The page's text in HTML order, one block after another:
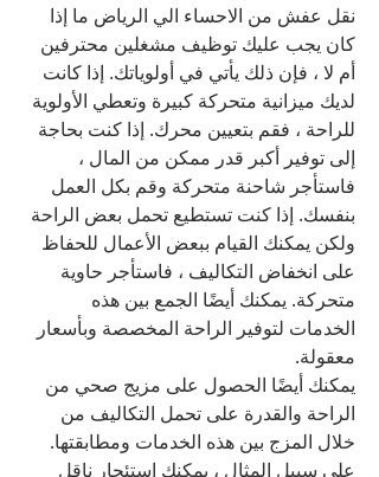
نقل عفش من الاحساء الي الرياض ما إذا
كان يجب عليك توظيف مشغلين محترفين
أم لا ، فإن ذلك يأتي في أولوياتك. إذا كانت
لديك ميزانية متحركة كبيرة وتعطي الأولوية
للراحة ، فقم بتعيين محرك. إذا كنت بحاجة
إلى توفير أكبر قدر ممكن من المال ،
فاستأجر شاحنة متحركة وقم بكل العمل
بنفسك. إذا كنت تستطيع تحمل بعض الراحة
ولكن يمكنك القيام ببعض الأعمال للحفاظ
على انخفاض التكاليف ، فاستأجر حاوية
متحركة. يمكنك أيضًا الجمع بين هذه
الخدمات لتوفير الراحة المخصصة وبأسعار
معقولة.
يمكنك أيضًا الحصول على مزيج صحي من
الراحة والقدرة على تحمل التكاليف من
خلال المزج بين هذه الخدمات ومطابقتها.
على سبيل المثال ، يمكنك استئجار ناقل